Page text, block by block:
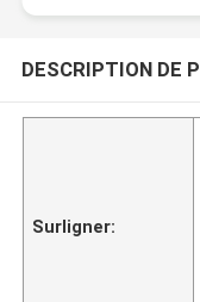
DESCRIPTION DE
Surligner: